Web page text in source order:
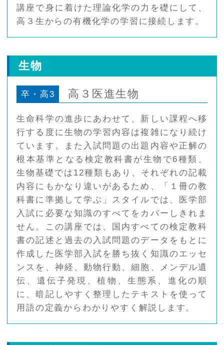
講座で身に着けた理論化学の力を礎にして、
高３生からの有機化学の学習に接続します。
生物
卒・高3 高３医進生物
生命科学の進歩にあわせて、新しい課程へ移
行する度に生物の学習内容は複雑になり続け
ています。また入試問題の出題内容や正解の
根本基準となる検定教科書が生物で6種類、
生物基礎では12種類もあり、それぞれの記載
内容にもかなり違いがあるため、「１冊の教
科書に準拠して学ぶ」スタイルでは、医学部
入試に必要な知識のすべてをカバーしきれま
せん。この講座では、国内すべての検定教科
書の記述と過去の入試問題のデータをもとに
作成した医学部入試を勝ち抜く知識のエッセ
ンスを、神経、動物行動、細胞、メンデル遺
伝、遺伝子発現、植物、生態系、進化の順
に、暗記しやすく整理したテキストを使って
用語の定義からわかりやすく解説します。